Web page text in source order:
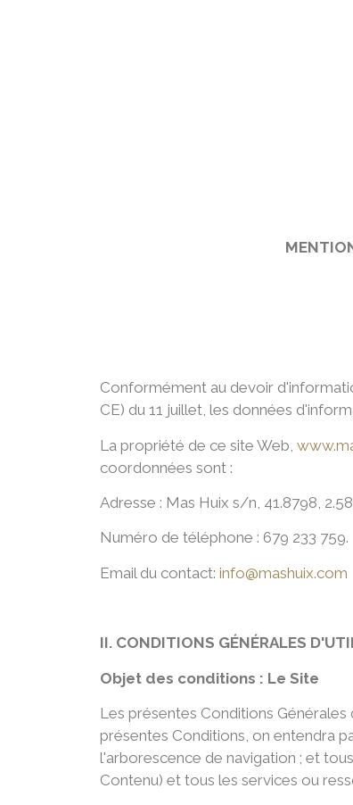
Conformément au devoir
CE) du 11 juillet, les données
La propriété de ce site Web,
coordonnées sont :
Adresse : Mas Huix s/n, 41.8798,
Numéro de téléphone : 679 233 759.
Email du contact: info@mashuix.com
II. CONDITIONS GÉNÉRALES
Objet des conditions : Le Site
Les présentes Conditions
présentes Conditions, on entendra
l'arborescence de navigation ; et
Contenu) et tous les services ou